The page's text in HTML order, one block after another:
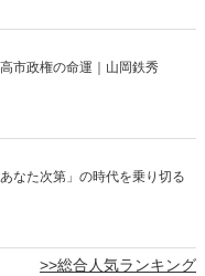
市政権の命運｜山岡鉄秀
なた次第」の時代を乗り切る
>>総合人気ランキング